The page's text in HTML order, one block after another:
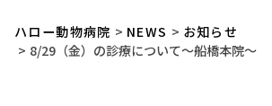
ハロー動物病院 NEWS
お知らせ
8/29（金）の診療について～船橋本院～